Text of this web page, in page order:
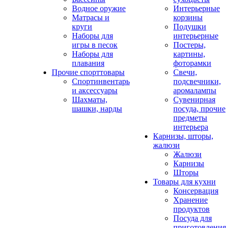
Водное оружие
Матрасы и
круги
Наборы для
игры в песок
Наборы для
плавания
Прочие спорттовары
Спортинвентарь
и аксессуары
Шахматы,
шашки, нарды
Интерьерные
корзины
Подушки
интерьерные
Постеры,
картины,
фоторамки
Свечи,
подсвечники,
аромалампы
Сувенирная
посуда, прочие
предметы
интерьера
Карнизы, шторы,
жалюзи
Жалюзи
Карнизы
Шторы
Товары для кухни
Консервация
Хранение
продуктов
Посуда для